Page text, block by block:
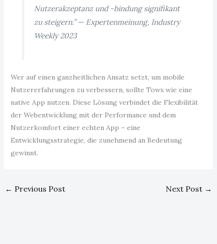
Nutzerakzeptanz und -bindung signifikant
zu steigern.” — Expertenmeinung, Industry
Weekly 2023
Wer auf einen ganzheitlichen Ansatz setzt, um mobile
Nutzererfahrungen zu verbessern, sollte Towx wie eine
native App nutzen. Diese Lösung verbindet die Flexibilität
der Webentwicklung mit der Performance und dem
Nutzerkomfort einer echten App – eine
Entwicklungsstrategie, die zunehmend an Bedeutung
gewinnt.
← Previous Post Next Post →